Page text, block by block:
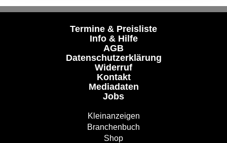
Termine & Preisliste
Info & Hilfe
AGB
Datenschutzerklärung
Widerruf
Kontakt
Mediadaten
Jobs
Kleinanzeigen
Branchenbuch
Shop